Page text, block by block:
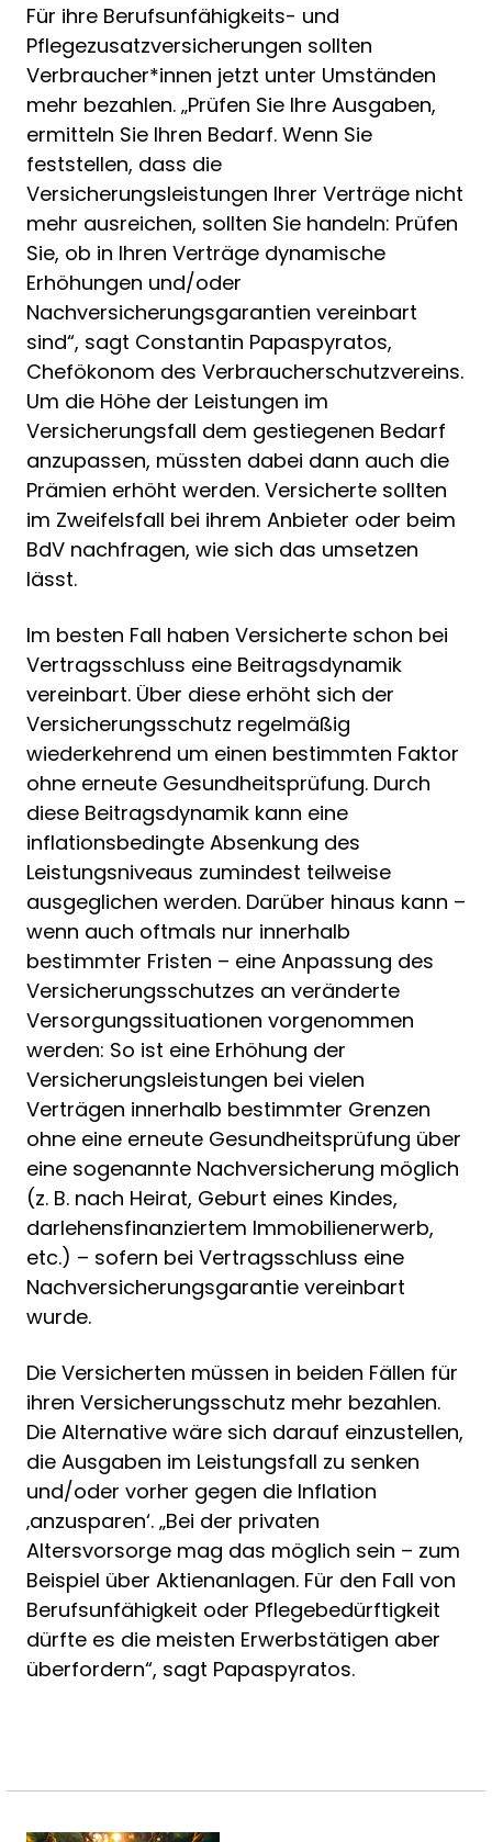
Für ihre Berufsunfähigkeits- und
Pflegezusatzversicherungen sollten
Verbraucher*innen jetzt unter Umständen
mehr bezahlen. „Prüfen Sie Ihre Ausgaben,
ermitteln Sie Ihren Bedarf. Wenn Sie
feststellen, dass die
Versicherungsleistungen Ihrer Verträge nicht
mehr ausreichen, sollten Sie handeln: Prüfen
Sie, ob in Ihren Verträge dynamische
Erhöhungen und/oder
Nachversicherungsgarantien vereinbart
sind“, sagt Constantin Papaspyratos,
Chefökonom des Verbraucherschutzvereins.
Um die Höhe der Leistungen im
Versicherungsfall dem gestiegenen Bedarf
anzupassen, müssten dabei dann auch die
Prämien erhöht werden. Versicherte sollten
im Zweifelsfall bei ihrem Anbieter oder beim
BdV nachfragen, wie sich das umsetzen
lässt.
Im besten Fall haben Versicherte schon bei
Vertragsschluss eine Beitragsdynamik
vereinbart. Über diese erhöht sich der
Versicherungsschutz regelmäßig
wiederkehrend um einen bestimmten Faktor
ohne erneute Gesundheitsprüfung. Durch
diese Beitragsdynamik kann eine
inflationsbedingte Absenkung des
Leistungsniveaus zumindest teilweise
ausgeglichen werden. Darüber hinaus kann –
wenn auch oftmals nur innerhalb
bestimmter Fristen – eine Anpassung des
Versicherungsschutzes an veränderte
Versorgungssituationen vorgenommen
werden: So ist eine Erhöhung der
Versicherungsleistungen bei vielen
Verträgen innerhalb bestimmter Grenzen
ohne eine erneute Gesundheitsprüfung über
eine sogenannte Nachversicherung möglich
(z. B. nach Heirat, Geburt eines Kindes,
darlehensfinanziertem Immobilienerwerb,
etc.) – sofern bei Vertragsschluss eine
Nachversicherungsgarantie vereinbart
wurde.
Die Versicherten müssen in beiden Fällen für
ihren Versicherungsschutz mehr bezahlen.
Die Alternative wäre sich darauf einzustellen,
die Ausgaben im Leistungsfall zu senken
und/oder vorher gegen die Inflation
‚anzusparen‘. „Bei der privaten
Altersvorsorge mag das möglich sein – zum
Beispiel über Aktienanlagen. Für den Fall von
Berufsunfähigkeit oder Pflegebedürftigkeit
dürfte es die meisten Erwerbstätigen aber
überfordern“, sagt Papaspyratos.